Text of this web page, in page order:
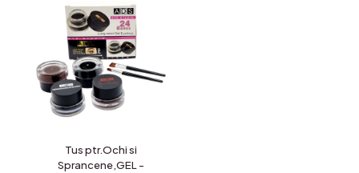
Tus ptr.Ochi si
Sprancene,GEL -